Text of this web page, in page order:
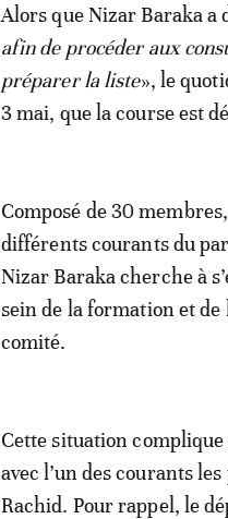
Alors que Nizar Baraka a
afin de procéder aux
préparer la liste», le
3 mai, que la course est
Composé de 30
différents courants du
Nizar Baraka cherche à
sein de la formation et
comité.
Cette situation complique
avec l’un des courants
Rachid. Pour rappel, le